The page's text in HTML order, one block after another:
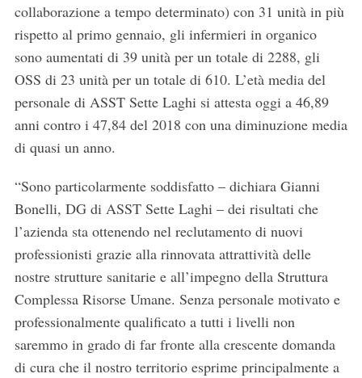
collaborazione a tempo determinato) con 31 unità in più
rispetto al primo gennaio, gli infermieri in organico
sono aumentati di 39 unità per un totale di 2288, gli
OSS di 23 unità per un totale di 610. L’età media del
personale di ASST Sette Laghi si attesta oggi a 46,89
anni contro i 47,84 del 2018 con una diminuzione media
di quasi un anno.
“Sono particolarmente soddisfatto – dichiara Gianni
Bonelli, DG di ASST Sette Laghi – dei risultati che
l’azienda sta ottenendo nel reclutamento di nuovi
professionisti grazie alla rinnovata attrattività delle
nostre strutture sanitarie e all’impegno della Struttura
Complessa Risorse Umane. Senza personale motivato e
professionalmente qualificato a tutti i livelli non
saremmo in grado di far fronte alla crescente domanda
di cura che il nostro territorio esprime principalmente a